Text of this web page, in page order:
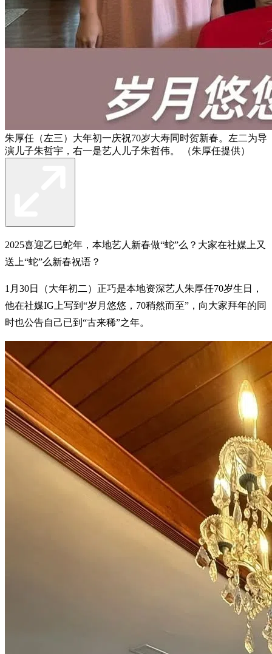
朱厚任（左三）大年初一庆祝70岁大寿同时贺新春。左二为导
演儿子朱哲宇，右一是艺人儿子朱哲伟。 （朱厚任提供）
2025喜迎乙巳蛇年，本地艺人新春做“蛇”么？大家在社媒上又
送上“蛇”么新春祝语？
1月30日（大年初二）正巧是本地资深艺人朱厚任70岁生日，
他在社媒IG上写到“岁月悠悠，70稍然而至”，向大家拜年的同
时也公告自己已到“古来稀”之年。